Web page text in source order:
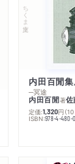
ちくま文庫
内田百閒
─冥途
内田百閒著
定価:1,320円 （
ISBN:978-4-480-